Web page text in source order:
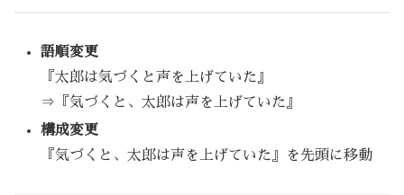
語順変更
『太郎は気づくと声を上げていた』
⇒『気づくと、太郎は声を上げていた』
構成変更
『気づくと、太郎は声を上げていた』を先頭に移動